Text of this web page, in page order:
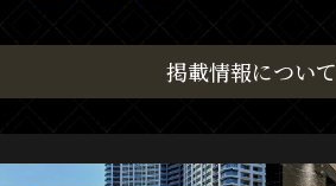
掲載情報について